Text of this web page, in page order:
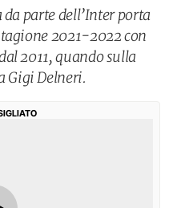
parte dell’Inter porta
2021-2022 con
2011, quando sulla
Gigi Delneri.